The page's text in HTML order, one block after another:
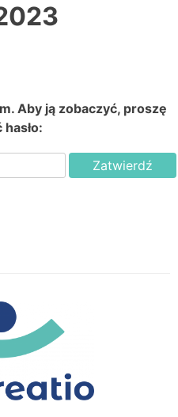
Aby ją zobaczyć, proszę